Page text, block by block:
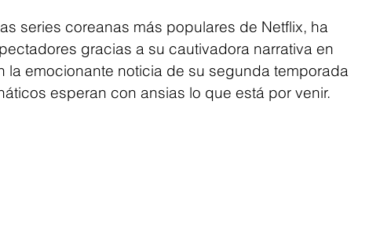
series coreanas más populares de Netflix, ha
gracias a su cautivadora narrativa en
la emocionante noticia de su segunda temporada
esperan con ansias lo que está por venir.